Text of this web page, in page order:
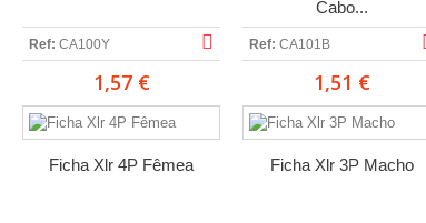
Ref: CA100Y
1,57 €
Cabo...
Ref: CA101B
1,51 €
Ficha Xlr 4P Fêmea Ficha Xlr 3P Macho